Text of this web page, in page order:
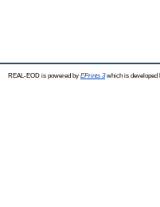
REAL-EOD is powered by EPrints 3which is developed